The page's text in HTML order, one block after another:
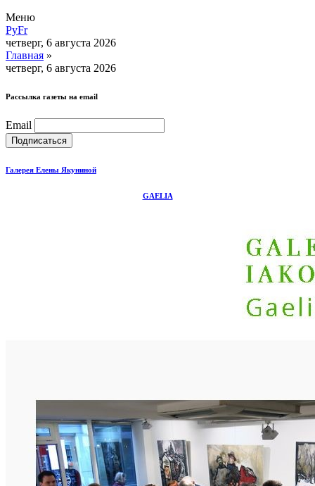
Меню
РуFr
четверг, 6 августа 2026
Главная »
четверг, 6 августа 2026
Рассылка газеты на email
Email
Галерея Елены Якуниной
GAELIA